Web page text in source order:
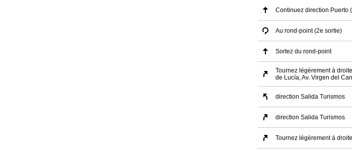
Continuez direction Puerto
Au rond-point (2e sortie)
Sortez du rond-point
Tournez légèrement à
de Lucía, Av. Virgen del
direction Salida Turismos
direction Salida Turismos
Tournez légèrement à